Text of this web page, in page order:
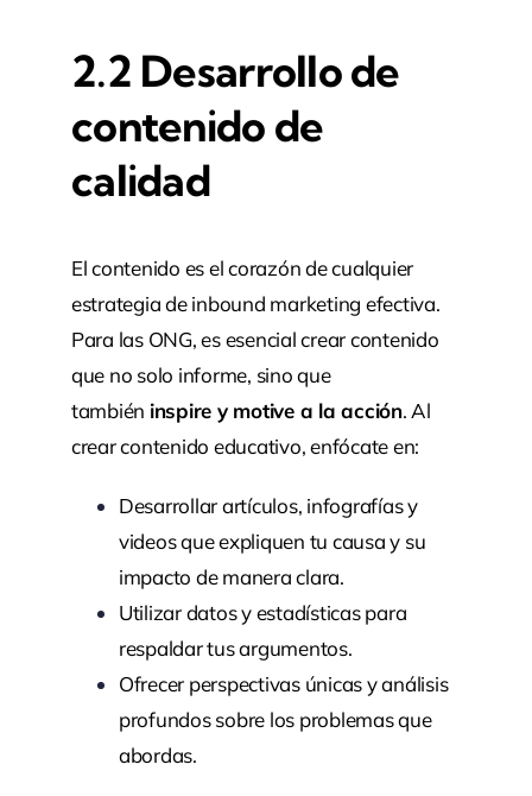
2.2 Desarrollo de
contenido de
calidad
El contenido es el corazón de cualquier
estrategia de inbound marketing efectiva.
Para las ONG, es esencial crear contenido
que no solo informe, sino que
también inspire y motive a la acción. Al
crear contenido educativo, enfócate en:
Desarrollar artículos, infografías y
videos que expliquen tu causa y su
impacto de manera clara.
Utilizar datos y estadísticas para
respaldar tus argumentos.
Ofrecer perspectivas únicas y análisis
profundos sobre los problemas que
abordas.